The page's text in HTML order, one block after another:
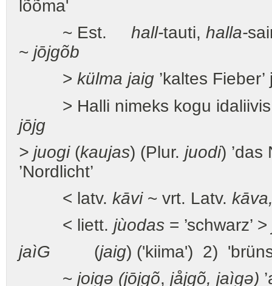
lõõma'
~ Est. hall-tauti, halla-
~ jōjgõb
> külma jaig ’kaltes
> Halli nimeks kogu
jōjg
> juogi (kaujas) (Plur. juodi) ’das
’Nordlicht’
< latv. kāvi~ vrt. Latv.
< liett. jùodas = ’schwarz’ >
jaìG (jaig) ('kiima') 2)
~ joigə (jōjgõ, jåjgõ, jaìgə)